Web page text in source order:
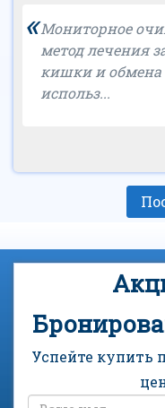
«Мониторное
метод лечения
кишки и обмена
использ...
Успейте купить